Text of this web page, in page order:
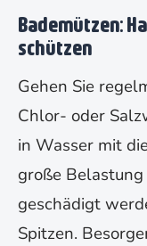
Bademützen:
schützen
Gehen Sie
Chlor- oder
in Wasser mit
große
geschädigt
Spitzen.